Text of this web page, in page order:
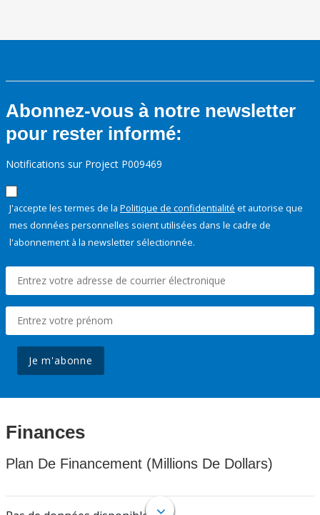
Abonnez-vous à notre newsletter
pour rester informé:
Notifications sur Project P009469
J'accepte les termes de la Politique de confidentialité et autorise que
mes données personnelles soient utilisées dans le cadre de
l'abonnement à la newsletter sélectionnée.
Je m'abonne
Finances
Plan De Financement (Millions De Dollars)